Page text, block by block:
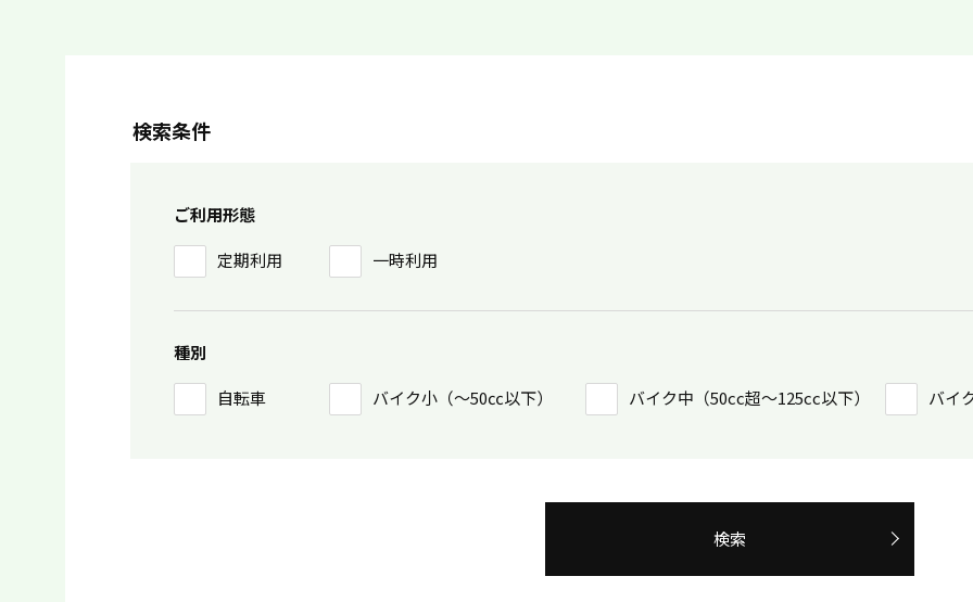
検索条件
ご利用形態
定期利用
一時利用
種別
自転車
バイク小（〜50㏄以下） バイク中（50cc超〜125cc以下） バイ
検索